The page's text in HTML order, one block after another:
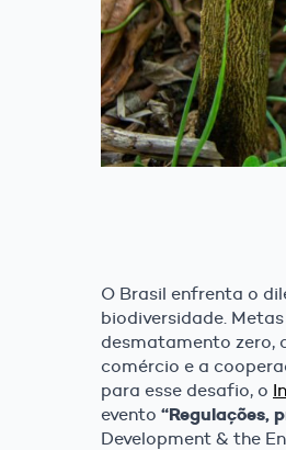
O Brasil enfrenta o
biodiversidade.
desmatamento zero,
comércio e a
para esse desafio, o
evento “Regulações,
Development & the